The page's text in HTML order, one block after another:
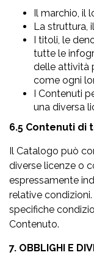
Il marchio, il
La struttura,
I titoli, le
tutte le
delle attività
come ogni
I Contenuti
una diversa
6.5 Contenuti di
Il Catalogo può
diverse licenze o
espressamente
relative
specifiche
Contenuto.
7. OBBLIGHI E